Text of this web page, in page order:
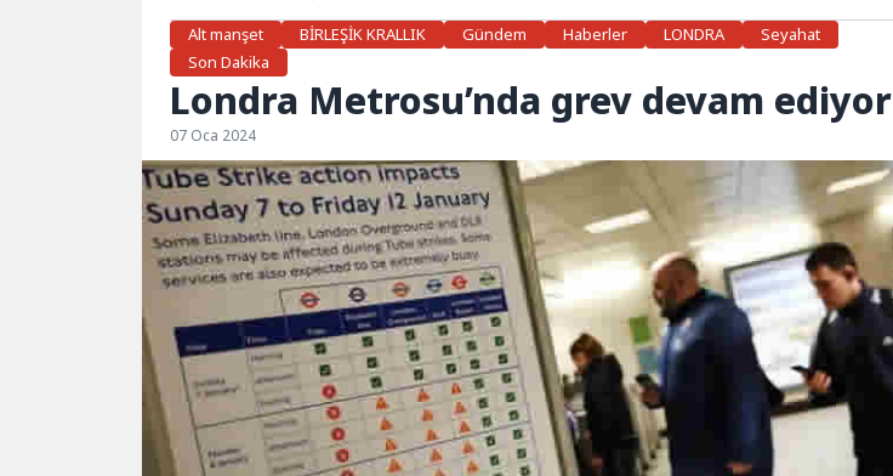
Alt manşet
BİRLEŞİK KRALLIK Gündem Haberler LONDRA
Seyahat
Son Dakika
Londra Metrosu’nda grev devam ediyor
07 Oca 2024